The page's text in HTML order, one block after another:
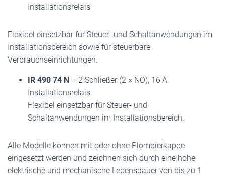
Installationsrelais
Flexibel einsetzbar für Steuer- und Schaltanwendungen im
Installationsbereich sowie für steuerbare
Verbrauchseinrichtungen.
IR 490 74 N – 2 Schließer (2 × NO), 16 A
Installationsrelais
Flexibel einsetzbar für Steuer- und
Schaltanwendungen im Installationsbereich.
Alle Modelle können mit oder ohne Plombierkappe
eingesetzt werden und zeichnen sich durch eine hohe
elektrische und mechanische Lebensdauer von bis zu 1